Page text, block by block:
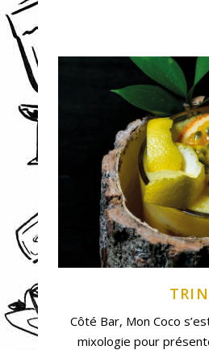
Côté Bar, Mon Coco
mixologie pour